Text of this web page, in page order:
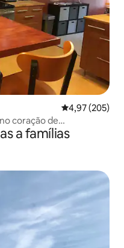
Classificação
4,97 (205)
coração de
a famílias